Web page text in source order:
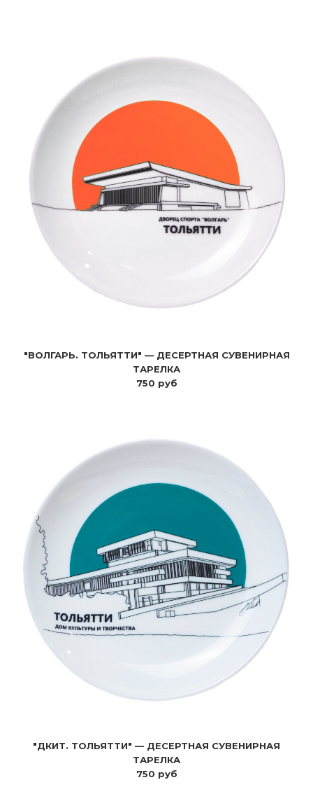
"ВОЛГАРЬ. ТОЛЬЯТТИ" — ДЕСЕРТНАЯ СУВЕНИРНАЯ
ТАРЕЛКА
750 руб
"ДКИТ. ТОЛЬЯТТИ" — ДЕСЕРТНАЯ СУВЕНИРНАЯ
ТАРЕЛКА
750 руб